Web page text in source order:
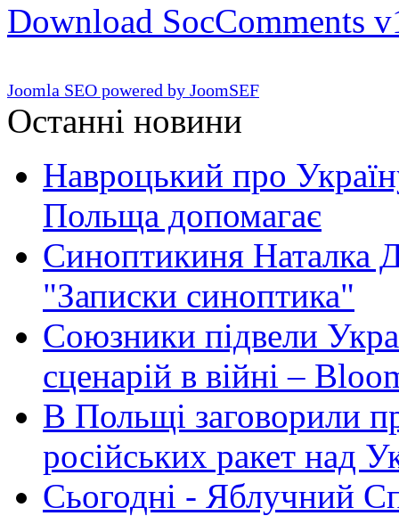
Download SocComments
Joomla SEO powered by JoomSEF
Останні новини
Навроцький про
Польща допомагає
Синоптикиня Наталка
"Записки синоптика"
Союзники підвели
сценарій в війні –
В Польщі заговорили
російських ракет над
Сьогодні - Яблучний